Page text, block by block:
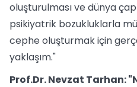
oluşturulması ve dünya
psikiyatrik bozukluklarla
cephe oluşturmak için
yaklaşım."
Prof.Dr. Nevzat Tarhan: